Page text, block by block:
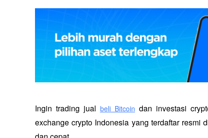
Ingin trading jual beli Bitcoin dan investasi
exchange crypto Indonesia yang terdaftar resmi